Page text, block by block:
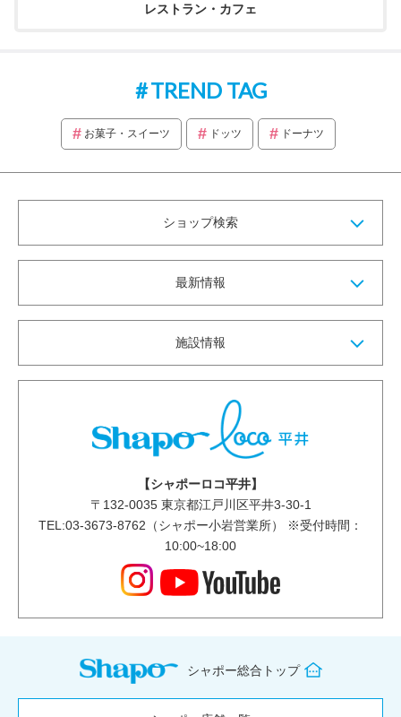
レストラン・カフェ
TREND TAG
お菓子・スイーツ ドッツ ドーナツ
ショップ検索
最新情報
施設情報
【シャポーロコ平井】
〒 132-0035東京都江戸川区平井3-30-1
TEL:03-3673-8762（シャポー小岩営業所） ※受付時間：
10:00~18:00
シャポー総合トップ